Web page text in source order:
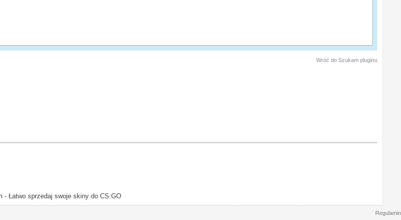
Wróć do Szukam pluginu
- Łatwo sprzedaj swoje skiny do CS:GO
Regulamin